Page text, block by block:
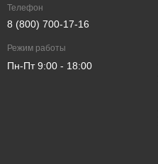
Телефон
8 (800) 700-17-16
Режим работы
Пн-Пт 9:00 - 18:00